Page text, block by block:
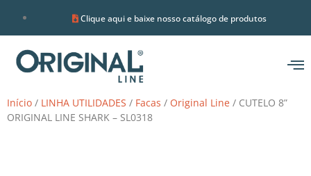
Clique aqui e baixe nosso catálogo de produtos
Início / LINHA UTILIDADES / Facas / Original Line / CUTELO 8”
ORIGINAL LINE SHARK – SL0318